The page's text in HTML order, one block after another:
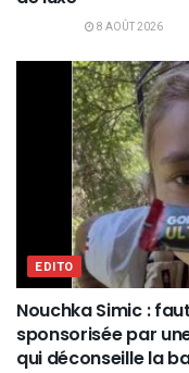
8 AOÛT 2026
EDITO
Nouchka Simic :
sponsorisée par
qui déconseille la